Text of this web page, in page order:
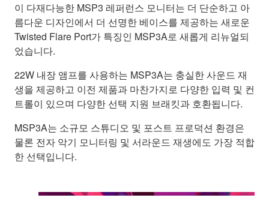
이 다재다능한 MSP3 레퍼런스 모니터는 더 단순하고 아
름다운 디자인에서 더 선명한 베이스를 제공하는 새로운
Twisted Flare Port가 특징인 MSP3A로 새롭게 리뉴얼되
었습니다.
22W 내장 앰프를 사용하는 MSP3A는 충실한 사운드 재
생을 제공하고 이전 제품과 마찬가지로 다양한 입력 및 컨
트롤이 있으며 다양한 선택 지원 브래킷과 호환됩니다.
MSP3A는 소규모 스튜디오 및 포스트 프로덕션 환경은
물론 전자 악기 모니터링 및 서라운드 재생에도 가장 적합
한 선택입니다.